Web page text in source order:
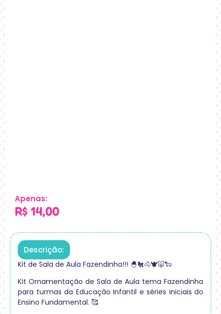
Apenas:
R$ 14,00
Descrição:
Kit de Sala de Aula Fazendinha!!! 🐣🐔🐴🐮🐷🐑
Kit Ornamentação de Sala de Aula tema Fazendinha
para turmas da Educação Infantil e séries iniciais do
Ensino Fundamental. 🥰